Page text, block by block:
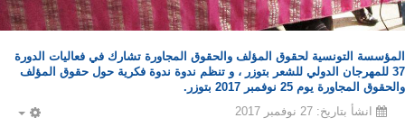
المؤسسة التونسية لحقوق المؤلف والحقوق المجاورة تشارك في فعاليات الدورة
37 للمهرجان الدولي للشعر بتوزر ، و تنظم ندوة ندوة فكرية حول حقوق المؤلف
والحقوق المجاورة يوم 25 نوفمبر 2017 بتوزر.
انشأ بتاريخ: 27 نوفمبر 2017